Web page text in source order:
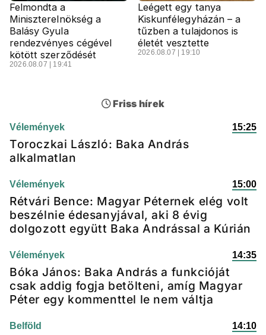
Felmondta a
Miniszterelnökség a
Balásy Gyula
rendezvényes cégével
kötött szerződését
2026.08.07 | 19:41
Leégett egy tanya
Kiskunfélegyházán – a
tűzben a tulajdonos is
életét vesztette
2026.08.07 | 19:10
Friss hírek
Vélemények 15:25
Toroczkai László: Baka András
alkalmatlan
Vélemények 15:00
Rétvári Bence: Magyar Péternek elég volt
beszélnie édesanyjával, aki 8 évig
dolgozott együtt Baka Andrással a Kúrián
Vélemények 14:35
Bóka János: Baka András a funkcióját
csak addig fogja betölteni, amíg Magyar
Péter egy kommenttel le nem váltja
Belföld 14:10